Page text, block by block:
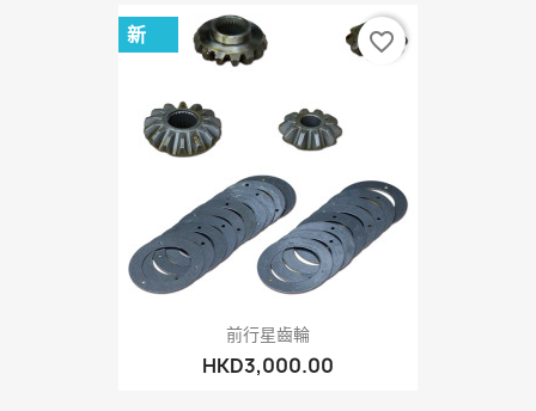
前行星齒輪
HKD3,000.00
新 favorite_border